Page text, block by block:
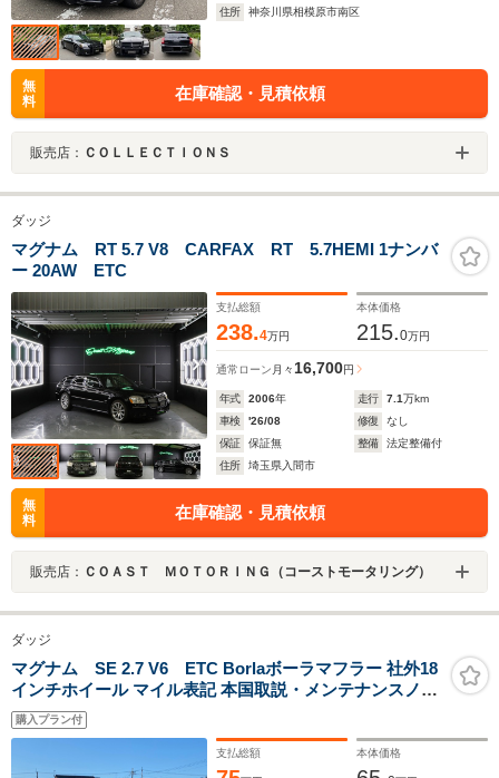
住所
神奈川県相模原市南区
無
料
在庫確認・見積依頼
販売店： ＣＯＬＬＥＣＴＩＯＮＳ
ダッジ
マグナム RT 5.7 V8 CARFAX RT 5.7HEMI 1ナンバ
ー 20AW ETC
支払総額
238.4万円
本体価格
215.0万円
通常ローン 月々 16,700円
年式 2006年 走行 7.1万km
車検
'26/08 修復
なし
保証
保証無 整備
法定整備付
住所
埼玉県入間市
無
料
在庫確認・見積依頼
販売店： ＣＯＡＳＴ ＭＯＴＯＲＩＮＧ（コーストモータリング）
ダッジ
マグナム SE 2.7 V6 ETC Borlaボーラマフラー 社外18
インチホイール マイル表記 本国取説・メンテナンスノー
ト スペアキー有り 法定車検点検整備付き 修復歴なし
購入プラン付
支払総額 本体価格